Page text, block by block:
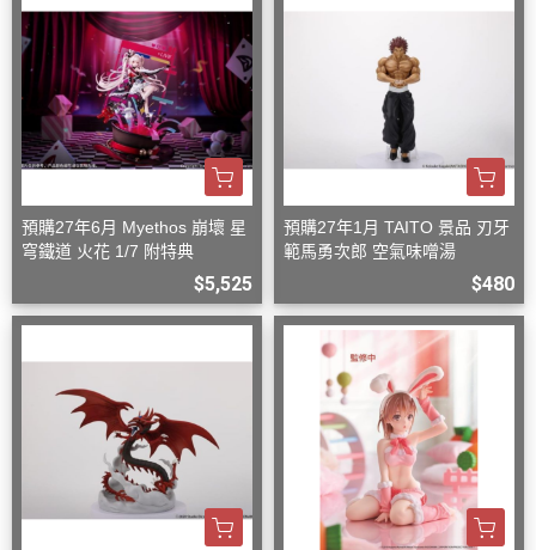
預購27年6月 Myethos 崩壞 星
穹鐵道 火花 1/7 附特典
$5,525
預購27年1月 TAITO 景品 刃牙
範馬勇次郎 空氣味噌湯
$480